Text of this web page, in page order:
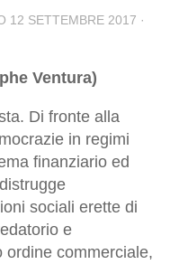
12 SETTEMBRE 2017 ·
Ventura)
Di fronte alla
in regimi
finanziario ed
sociali erette di
e
ordine commerciale,